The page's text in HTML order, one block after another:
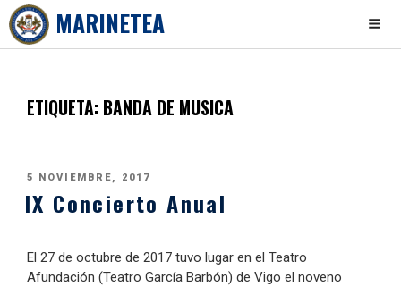
content
MARINETEA
ETIQUETA: BANDA DE MUSICA
PUBLICADO
5 NOVIEMBRE, 2017
IX Concierto Anual
El 27 de octubre de 2017 tuvo lugar en el Teatro
Afundación (Teatro García Barbón) de Vigo el noveno